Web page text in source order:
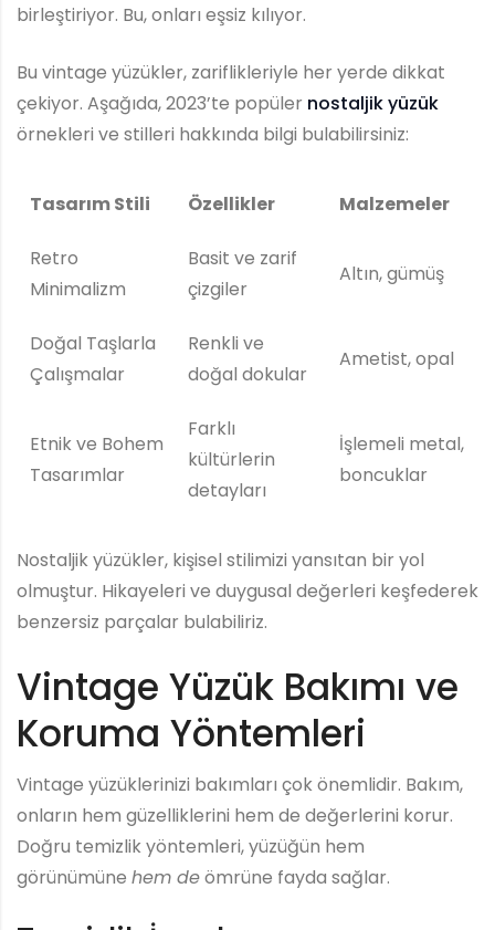
birleştiriyor. Bu, onları eşsiz kılıyor.
Bu vintage yüzükler, zariflikleriyle her yerde dikkat
çekiyor. Aşağıda, 2023’te popüler nostaljik yüzük
örnekleri ve stilleri hakkında bilgi bulabilirsiniz:
Tasarım Stili Özellikler Malzemeler
Retro
Minimalizm
Basit ve zarif
çizgiler
Altın, gümüş
Doğal Taşlarla
Çalışmalar
Renkli ve
doğal dokular
Ametist, opal
Etnik ve Bohem
Tasarımlar
Farklı
kültürlerin
detayları
İşlemeli metal,
boncuklar
Nostaljik yüzükler, kişisel stilimizi yansıtan bir yol
olmuştur. Hikayeleri ve duygusal değerleri keşfederek
benzersiz parçalar bulabiliriz.
Vintage Yüzük Bakımı ve
Koruma Yöntemleri
Vintage yüzüklerinizi bakımları çok önemlidir. Bakım,
onların hem güzelliklerini hem de değerlerini korur.
Doğru temizlik yöntemleri, yüzüğün hem
görünümüne hem deömrüne fayda sağlar.